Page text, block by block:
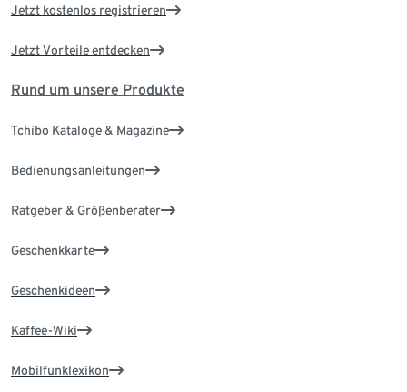
Jetzt kostenlos registrieren
Jetzt Vorteile entdecken
Rund um unsere Produkte
Tchibo Kataloge & Magazine
Bedienungsanleitungen
Ratgeber & Größenberater
Geschenkkarte
Geschenkideen
Kaffee-Wiki
Mobilfunklexikon